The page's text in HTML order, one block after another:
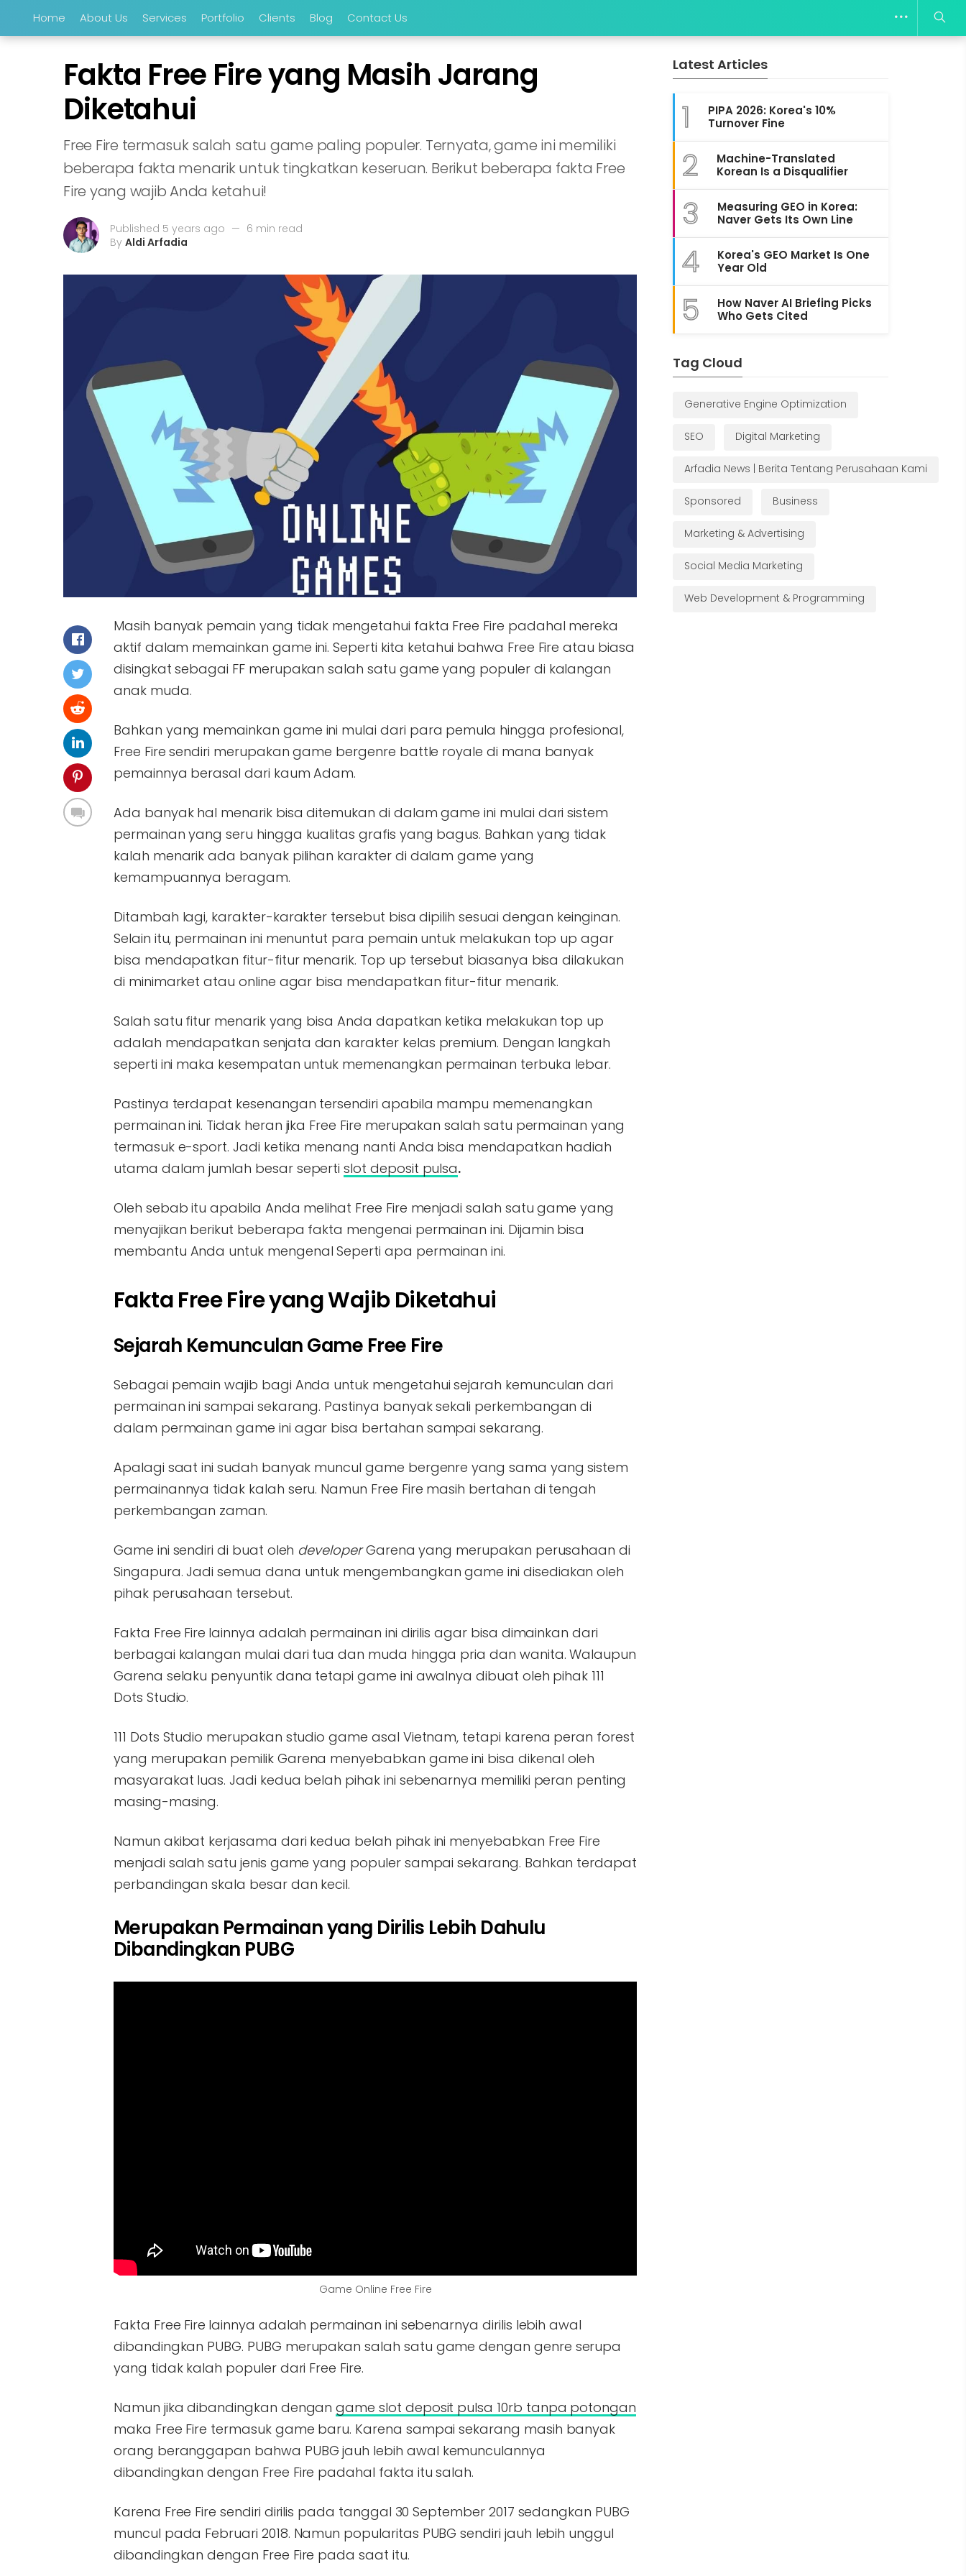
Home About Us Services Portfolio Clients Blog Contact Us
Fakta Free Fire yang Masih Jarang
Diketahui
Free Fire termasuk salah satu game paling populer. Ternyata, game ini memiliki
beberapa fakta menarik untuk tingkatkan keseruan. Berikut beberapa fakta Free
Fire yang wajib Anda ketahui!
Published 5 years ago — 6 min read
By Aldi Arfadia
Masih banyak pemain yang tidak mengetahui fakta Free Fire padahal mereka
aktif dalam memainkan game ini. Seperti kita ketahui bahwa Free Fire atau biasa
disingkat sebagai FF merupakan salah satu game yang populer di kalangan
anak muda.
Bahkan yang memainkan game ini mulai dari para pemula hingga profesional,
Free Fire sendiri merupakan game bergenre battle royale di mana banyak
pemainnya berasal dari kaum Adam.
Ada banyak hal menarik bisa ditemukan di dalam game ini mulai dari sistem
permainan yang seru hingga kualitas grafis yang bagus. Bahkan yang tidak
kalah menarik ada banyak pilihan karakter di dalam game yang
kemampuannya beragam.
Ditambah lagi, karakter-karakter tersebut bisa dipilih sesuai dengan keinginan.
Selain itu, permainan ini menuntut para pemain untuk melakukan top up agar
bisa mendapatkan fitur-fitur menarik. Top up tersebut biasanya bisa dilakukan
di minimarket atau online agar bisa mendapatkan fitur-fitur menarik.
Salah satu fitur menarik yang bisa Anda dapatkan ketika melakukan top up
adalah mendapatkan senjata dan karakter kelas premium. Dengan langkah
seperti ini maka kesempatan untuk memenangkan permainan terbuka lebar.
Pastinya terdapat kesenangan tersendiri apabila mampu memenangkan
permainan ini. Tidak heran jika Free Fire merupakan salah satu permainan yang
termasuk e-sport. Jadi ketika menang nanti Anda bisa mendapatkan hadiah
utama dalam jumlah besar sepertislot deposit pulsa.
Oleh sebab itu apabila Anda melihat Free Fire menjadi salah satu game yang
menyajikan berikut beberapa fakta mengenai permainan ini. Dijamin bisa
membantu Anda untuk mengenal Seperti apa permainan ini.
Fakta Free Fire yang Wajib Diketahui
Sejarah Kemunculan Game Free Fire
Sebagai pemain wajib bagi Anda untuk mengetahui sejarah kemunculan dari
permainan ini sampai sekarang. Pastinya banyak sekali perkembangan di
dalam permainan game ini agar bisa bertahan sampai sekarang.
Apalagi saat ini sudah banyak muncul game bergenre yang sama yang sistem
permainannya tidak kalah seru. Namun Free Fire masih bertahan di tengah
perkembangan zaman.
Game ini sendiri di buat oleh developerGarena yang merupakan perusahaan di
Singapura. Jadi semua dana untuk mengembangkan game ini disediakan oleh
pihak perusahaan tersebut.
Fakta Free Fire lainnya adalah permainan ini dirilis agar bisa dimainkan dari
berbagai kalangan mulai dari tua dan muda hingga pria dan wanita. Walaupun
Garena selaku penyuntik dana tetapi game ini awalnya dibuat oleh pihak 111
Dots Studio.
111 Dots Studio merupakan studio game asal Vietnam, tetapi karena peran forest
yang merupakan pemilik Garena menyebabkan game ini bisa dikenal oleh
masyarakat luas. Jadi kedua belah pihak ini sebenarnya memiliki peran penting
masing-masing.
Namun akibat kerjasama dari kedua belah pihak ini menyebabkan Free Fire
menjadi salah satu jenis game yang populer sampai sekarang. Bahkan terdapat
perbandingan skala besar dan kecil.
Merupakan Permainan yang Dirilis Lebih Dahulu
Dibandingkan PUBG
Game Online Free Fire
Fakta Free Fire lainnya adalah permainan ini sebenarnya dirilis lebih awal
dibandingkan PUBG. PUBG merupakan salah satu game dengan genre serupa
yang tidak kalah populer dari Free Fire.
Namun jika dibandingkan dengangame slot deposit pulsa 10rb tanpa potongan
maka Free Fire termasuk game baru. Karena sampai sekarang masih banyak
orang beranggapan bahwa PUBG jauh lebih awal kemunculannya
dibandingkan dengan Free Fire padahal fakta itu salah.
Karena Free Fire sendiri dirilis pada tanggal 30 September 2017 sedangkan PUBG
muncul pada Februari 2018. Namun popularitas PUBG sendiri jauh lebih unggul
dibandingkan dengan Free Fire pada saat itu.
Latest Articles
1
PIPA 2026: Korea's 10%
Turnover Fine
2
Machine-Translated
Korean Is a Disqualifier
3
Measuring GEO in Korea:
Naver Gets Its Own Line
4
Korea's GEO Market Is One
Year Old
5
How Naver AI Briefing Picks
Who Gets Cited
Tag Cloud
Generative Engine Optimization
SEO Digital Marketing
Arfadia News | Berita Tentang Perusahaan Kami
Sponsored Business
Marketing & Advertising
Social Media Marketing
Web Development & Programming